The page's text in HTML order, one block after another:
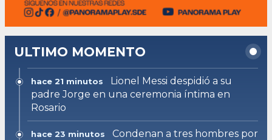
ULTIMO MOMENTO
hace 21 minutos
Lionel Messi despidió a su
padre Jorge en una ceremonia íntima en
Rosario
hace 23 minutos
Condenan a tres hombres por